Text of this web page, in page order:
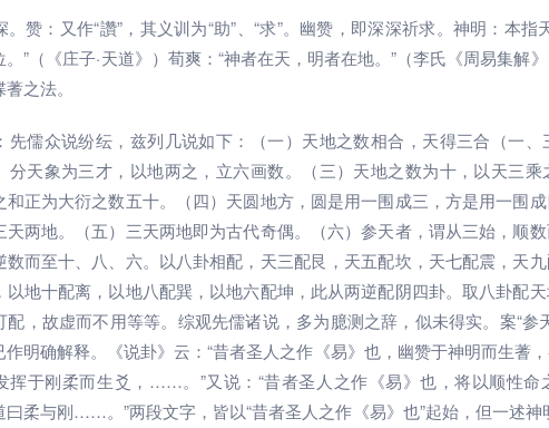
赞：又作“讚”，其义训为“助”、“求”。幽赞，即深深祈求。神明：本指
”（《庄子·天道》）荀爽：“神者在天，明者在地。”（李氏《周易集解
之法。
儒众说纷纭，兹列几说如下：（一）天地之数相合，天得三合（一、
分天象为三才，以地两之，立六画数。（三）天地之数为十，以天三
和正为大衍之数五十。（四）天圆地方，圆是用一围成三，方是用一围
天两地。（五）三天两地即为古代奇偶。（六）参天者，谓从三始，顺
数而至十、八、六。以八卦相配，天三配艮，天五配坎，天七配震，天
以地十配离，以地八配巽，以地六配坤，此从两逆配阴四卦。取八卦配
配，故虚而不用等等。综观先儒诸说，多为臆测之辞，似未得实。案“参
作明确解释。《说卦》云：“昔者圣人之作《易》也，幽赞于神明而生蓍
挥于刚柔而生爻，……。”又说：“昔者圣人之作《易》也，将以顺性命
柔与刚……。”两段文字，皆以“昔者圣人之作《易》也”起始，但一述神